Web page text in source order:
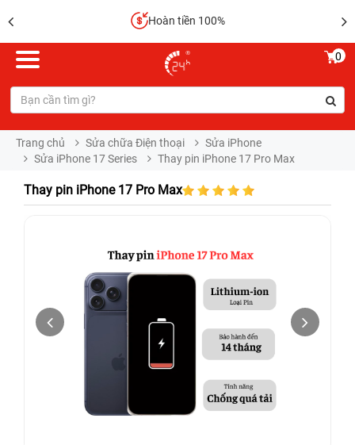
Hoàn tiền 100%
0
Trang chủ Sửa chữa Điện thoại
Sửa iPhone
Sửa iPhone 17 Series
Thay pin iPhone 17 Pro Max
Thay pin iPhone 17 Pro Max